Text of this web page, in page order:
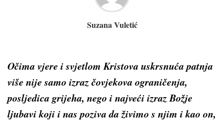
Suzana Vuletić
Očima vjere i svjetlom Kristova uskrsnuća patnja
više nije samo izraz čovjekova ograničenja,
posljedica grijeha, nego i najveći izraz Božje
ljubavi koji i nas poziva da živimo s njim i kao on,